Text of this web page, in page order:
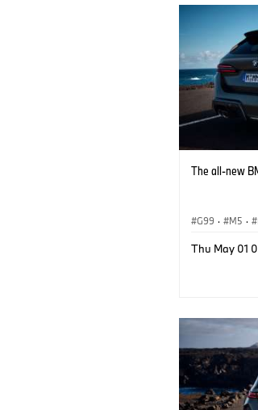
The all-new
G99 · M5 ·
Thu May 01